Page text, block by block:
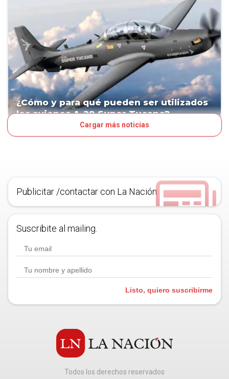
¿Cómo y para qué pueden ser utilizados
los aviones A-29 Super Tucano?
Cargar más noticias
Publicitar /contactar con La Nación
Suscribite al mailing.
Listo, quiero suscribirme
Todos los derechos reservados